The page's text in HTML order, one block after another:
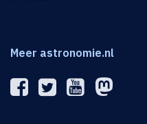
Meer astronomie.nl